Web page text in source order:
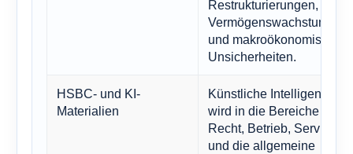
Restrukturierungen,
Vermögenswachstum
und makroökonomische
Unsicherheiten.
HSBC- und KI-
Materialien
Künstliche Intelligenz
wird in die Bereiche
Recht, Betrieb, Service
und die allgemeine